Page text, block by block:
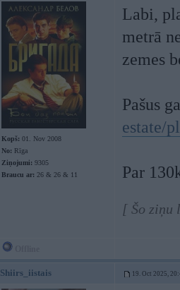
Kopš: 01. Nov 2008
No: Rīga
Ziņojumi: 9305
Braucu ar: 26 & 26 & 11
Labi,
metrā
zemes
Pašus
estate/
Par
[ Šo ziņu
Shiirs_iistais 19. Oct 2025,